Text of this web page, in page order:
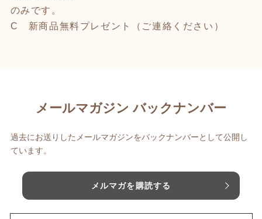
のみです。
C 新商品無料プレゼント（ご連絡ください）
メールマガジン バックナンバー
過去にお送りしたメールマガジンをバックナンバーとして公開し
ています。
メルマガを購読する